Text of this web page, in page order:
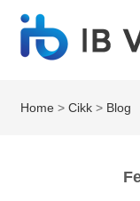
Home >Cikk > Blog